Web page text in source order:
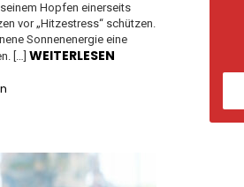
Hopfen einerseits
vor „Hitzestress“ schützen.
Sonnenenergie eine
[…] WEITERLESEN